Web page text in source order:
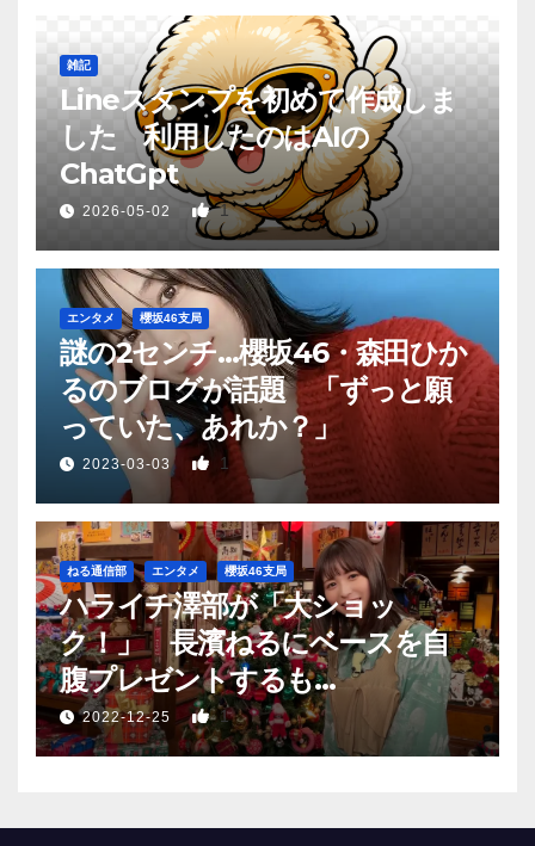
雑記
Lineスタンプを初めて作成しま
した 利用したのはAIの
ChatGpt
2026-05-02 1
エンタメ 櫻坂46支局
謎の2センチ…櫻坂46・森田ひか
るのブログが話題 「ずっと願
っていた、あれか？」
2023-03-03 1
ねる通信部 エンタメ 櫻坂46支局
ハライチ澤部が「大ショッ
ク！」 長濱ねるにベースを自
腹プレゼントするも…
2022-12-25 1